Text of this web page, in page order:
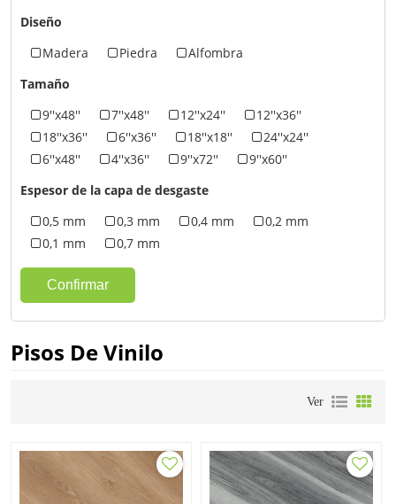
Diseño
Madera
Piedra
Alfombra
Tamaño
9''x48''
7''x48'' 12''x24''
12''x36''
18''x36''
6''x36'' 18''x18''
24''x24''
6''x48''
4''x36'' 9''x72''
9''x60''
Espesor de la capa de desgaste
0,5 mm
0,3 mm 0,4 mm
0,2 mm
0,1 mm
0,7 mm
Confirmar
Pisos De Vinilo
Ver